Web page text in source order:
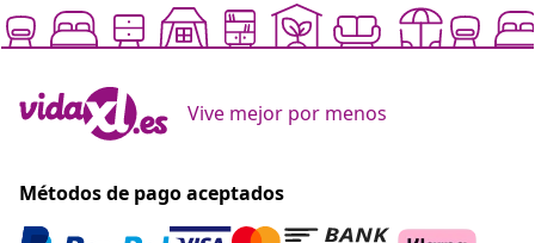
Vive mejor por menos
Métodos de pago aceptados